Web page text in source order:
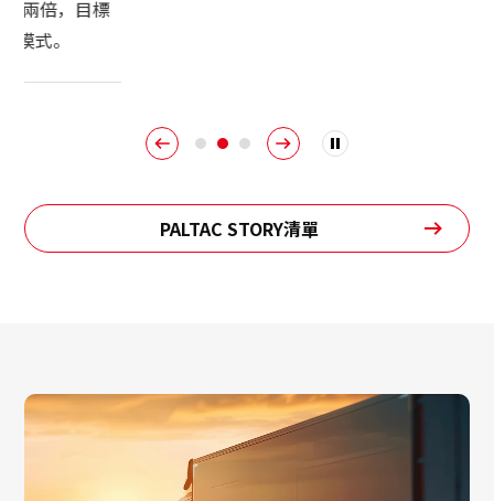
PALTAC STORY清單